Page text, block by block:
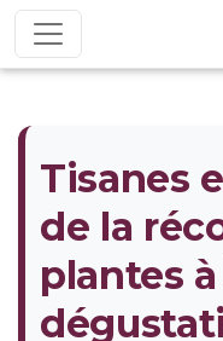
Tisanes
de la
plantes à